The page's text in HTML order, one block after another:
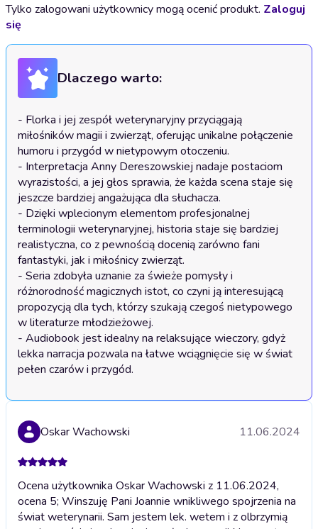
Tylko zalogowani użytkownicy mogą ocenić produkt. Zaloguj
się
Dlaczego warto:
- Florka i jej zespół weterynaryjny przyciągają
miłośników magii i zwierząt, oferując unikalne połączenie
humoru i przygód w nietypowym otoczeniu.
- Interpretacja Anny Dereszowskiej nadaje postaciom
wyrazistości, a jej głos sprawia, że każda scena staje się
jeszcze bardziej angażująca dla słuchacza.
- Dzięki wplecionym elementom profesjonalnej
terminologii weterynaryjnej, historia staje się bardziej
realistyczna, co z pewnością docenią zarówno fani
fantastyki, jak i miłośnicy zwierząt.
- Seria zdobyła uznanie za świeże pomysły i
różnorodność magicznych istot, co czyni ją interesującą
propozycją dla tych, którzy szukają czegoś nietypowego
w literaturze młodzieżowej.
- Audiobook jest idealny na relaksujące wieczory, gdyż
lekka narracja pozwala na łatwe wciągnięcie się w świat
pełen czarów i przygód.
Oskar Wachowski 11.06.2024
Ocena użytkownika Oskar Wachowski z 11.06.2024,
ocena 5; Winszuję Pani Joannie wnikliwego spojrzenia na
świat weterynarii. Sam jestem lek. wetem i z olbrzymią